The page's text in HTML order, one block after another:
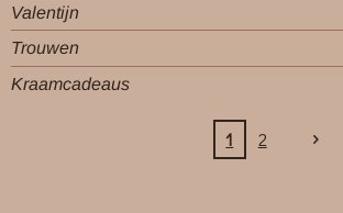
Valentijn
Trouwen
Kraamcadeaus
1 2